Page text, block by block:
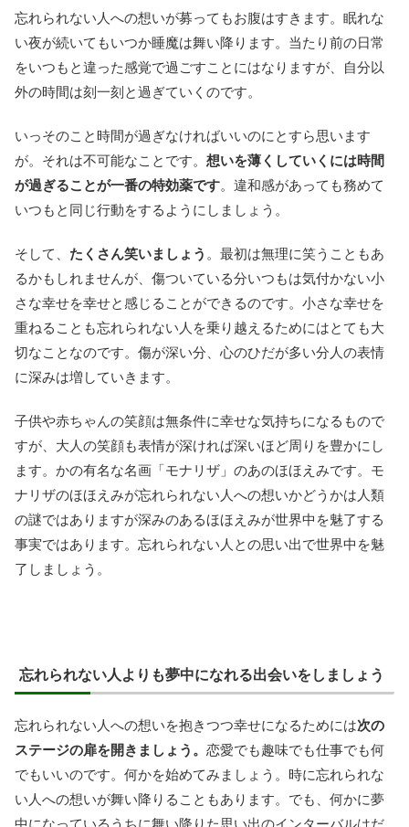
忘れられない人への想いが募ってもお腹はすきます。眠れな
い夜が続いてもいつか睡魔は舞い降ります。当たり前の日常
をいつもと違った感覚で過ごすことにはなりますが、自分以
外の時間は刻一刻と過ぎていくのです。
いっそのこと時間が過ぎなければいいのにとすら思います
が。それは不可能なことです。 想いを薄くしていくには時間
が過ぎることが一番の特効薬です。違和感があっても務めて
いつもと同じ行動をするようにしましょう。
そして、 たくさん笑いましょう 。最初は無理に笑うこともあ
るかもしれませんが、傷ついている分いつもは気付かない小
さな幸せを幸せと感じることができるのです。小さな幸せを
重ねることも忘れられない人を乗り越えるためにはとても大
切なことなのです。傷が深い分、心のひだが多い分人の表情
に深みは増していきます。
子供や赤ちゃんの笑顔は無条件に幸せな気持ちになるもので
すが、大人の笑顔も表情が深ければ深いほど周りを豊かにし
ます。かの有名な名画「モナリザ」のあのほほえみです。モ
ナリザのほほえみが忘れられない人への想いかどうかは人類
の謎ではありますが深みのあるほほえみが世界中を魅了する
事実ではあります。忘れられない人との思い出で世界中を魅
了しましょう。
忘れられない人よりも夢中になれる出会いをしましょう
忘れられない人への想いを抱きつつ幸せになるためには次の
ステージの扉を開きましょう。 恋愛でも趣味でも仕事でも何
でもいいのです。何かを始めてみましょう。時に忘れられな
い人への想いが舞い降りることもあります。でも、何かに夢
中になっているうちに舞い降りた思い出のインターバルはだ